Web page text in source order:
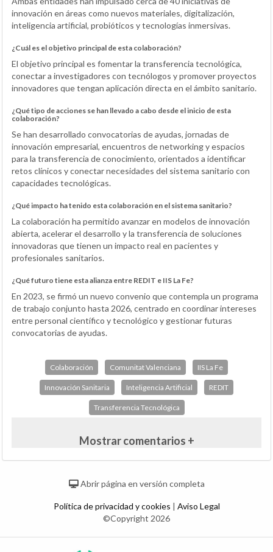
innovación en áreas como nuevos materiales, digitalización,
inteligencia artificial, probióticos y tecnologías inmersivas.
¿Cuál es el objetivo principal de esta colaboración?
El objetivo principal es fomentar la transferencia tecnológica,
conectar a investigadores con tecnólogos y promover proyectos
innovadores que tengan aplicación directa en el ámbito sanitario.
¿Qué tipo de acciones se han llevado a cabo desde el inicio de esta
colaboración?
Se han desarrollado convocatorias de ayudas, jornadas de
innovación empresarial, encuentros de networking y espacios
para la transferencia de conocimiento, orientados a identificar
retos clínicos y conectar necesidades del sistema sanitario con
capacidades tecnológicas.
¿Qué impacto ha tenido esta colaboración en el sistema sanitario?
La colaboración ha permitido avanzar en modelos de innovación
abierta, acelerar el desarrollo y la transferencia de soluciones
innovadoras que tienen un impacto real en pacientes y
profesionales sanitarios.
¿Qué futuro tiene esta alianza entre REDIT e IIS La Fe?
En 2023, se firmó un nuevo convenio que contempla un programa
de trabajo conjunto hasta 2026, centrado en coordinar intereses
entre personal científico y tecnológico y gestionar futuras
convocatorias de ayudas.
Colaboración Comunitat Valenciana IIS La Fe
Innovación Sanitaria Inteligencia Artificial REDIT
Transferencia Tecnológica
Mostrar comentarios +
Abrir página en versión completa
Política de privacidad y cookies | Aviso Legal
©Copyright 2026